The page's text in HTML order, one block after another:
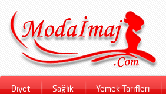
Diyet Sağlık Yemek Tarifleri